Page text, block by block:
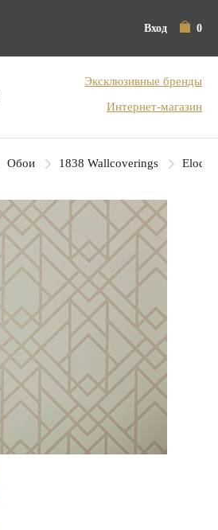
Вход 0
Эксклюзивные бренды
Интернет-магазин
Обои 1838 Wallcoverings Elodie